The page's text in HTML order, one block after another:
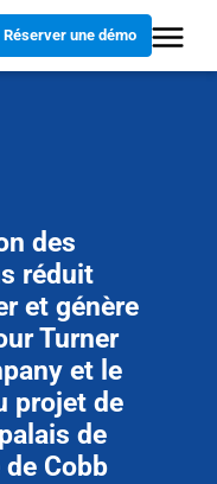
Réserver une démo
des
réduit
et génère
Turner
et le
projet de
de
Cobb